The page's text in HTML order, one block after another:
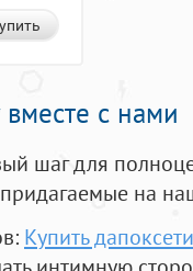
с нами
шаг для
на
Купить